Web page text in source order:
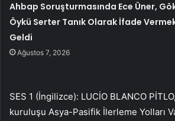
Ahbap Soruşturmasında Ece Üner,
Öykü Serter Tanık Olarak İfade
Geldi
Ağustos 7, 2026
SES 1 (İngilizce): LUCİO BLANCO
kuruluşu Asya-Pasifik İlerleme Yolları